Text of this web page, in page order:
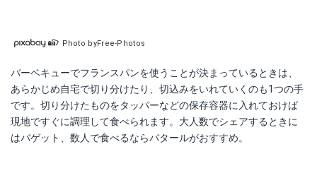
Photo byFree-Photos
バーベキューでフランスパンを使うことが決まっているときは、
あらかじめ自宅で切り分けたり、切込みをいれていくのも1つの手
です。切り分けたものをタッパーなどの保存容器に入れておけば
現地ですぐに調理して食べられます。大人数でシェアするときに
はバゲット、数人で食べるならバタールがおすすめ。